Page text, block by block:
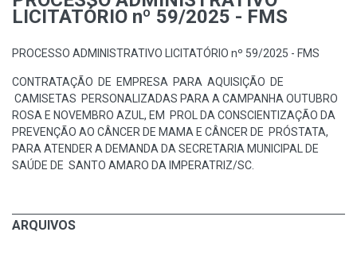
LICITATÓRIO nº 59/2025 - FMS
PROCESSO ADMINISTRATIVO LICITATÓRIO nº 59/2025 - FMS
CONTRATAÇÃO DE EMPRESA PARA AQUISIÇÃO DE
CAMISETAS PERSONALIZADAS PARA A CAMPANHA OUTUBRO
ROSA E NOVEMBRO AZUL, EM PROL DA CONSCIENTIZAÇÃO DA
PREVENÇÃO AO CÂNCER DE MAMA E CÂNCER DE PRÓSTATA,
PARA ATENDER A DEMANDA DA SECRETARIA MUNICIPAL DE
SAÚDE DE SANTO AMARO DA IMPERATRIZ/SC.
ARQUIVOS